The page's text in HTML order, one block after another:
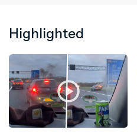
Highlighted